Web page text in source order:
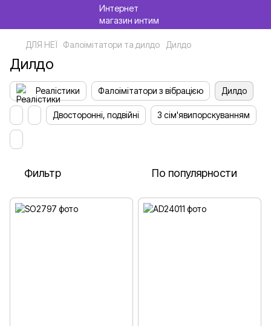
ДЛЯ НЕЇ Фалоімітатори та дилдо Дилдо
Дилдо
Реалістики Фалоімітатори з вібрацією Дилдо
Двосторонні, подвійні З сім'явипорскуванням
Фильтр По популярности